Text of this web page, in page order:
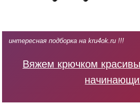
интересная подборка на kru4ok.ru !!!
Вяжем крючком